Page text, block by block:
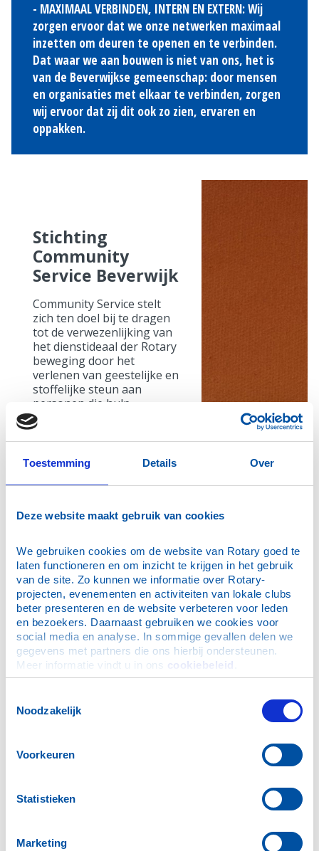
Toestemming Details Over
Deze website maakt gebruik van cookies
We gebruiken cookies om de website van Rotary goed te
laten functioneren en om inzicht te krijgen in het gebruik
van de site. Zo kunnen we informatie over Rotary-
projecten, evenementen en activiteiten van lokale clubs
beter presenteren en de website verbeteren voor leden
en bezoekers. Daarnaast gebruiken we cookies voor
social media en analyse. In sommige gevallen delen we
gegevens met partners die ons hierbij ondersteunen.
Meer informatie vindt u in ons cookiebeleid
Noodzakelijk
Voorkeuren
Statistieken
Marketing
- MAXIMAAL VERBINDEN, INTERN EN EXTERN:Wij
zorgen ervoor dat we onze netwerken maximaal
inzetten om deuren te openen en te verbinden.
Dat waar we aan bouwen is niet van ons, het is
van de Beverwijkse gemeenschap: door mensen
en organisaties met elkaar te verbinden, zorgen
wij ervoor dat zij dit ook zo zien, ervaren en
oppakken.
Stichting
Community
Service Beverwijk
Community Service stelt
zich ten doel bij te dragen
tot de verwezenlijking van
het dienstideaal der Rotary
beweging door het
verlenen van geestelijke en
stoffelijke steun aan
personen die hulp
behoeven en aan
instellingen van algemeen
maatschappelijk belang die
zich de bestrijding van
tot taak stellen.
Steun aan personen die
tegenwoordig:
- Als de ‘nood’ gebrek aan
geld is, dan organiseert
Community Service
fondsenwervende
activiteiten of schenkt geld
uit het vermogen van de
stichting
- Als de ‘nood’ gebrek aan
zorgt de Community
van de clubleden wordt
- De Community Service
culturele doelen.